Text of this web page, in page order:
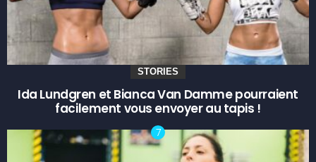
STORIES
Ida Lundgren et Bianca Van Damme pourraient
facilement vous envoyer au tapis !